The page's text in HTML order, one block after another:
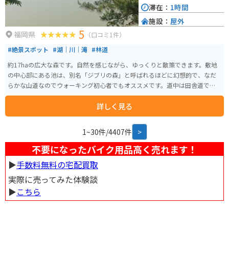
福岡県 5 （口コミ1件）
#絶景スポット #湖｜川｜滝 #林道
約17haの広大な森です。自然を感じながら、ゆっくりと散策できます。敷地
の中心部にある池は、別名「ジブリの森」と呼ばれるほどに幻想的で、なだ
らかな山道なのでウォーキング初心者でもオススメです。道中は田舎道で都
会から離れてのんびりとした時間を味わうことができます。
詳しく見る
滞在： 1時間
施設： 屋外
1~30件/4407件 >
不要になったバイク用品高く売れます！
▶︎手数料無料の宅配買取
実際に売ってみた体験談
▶︎こちら